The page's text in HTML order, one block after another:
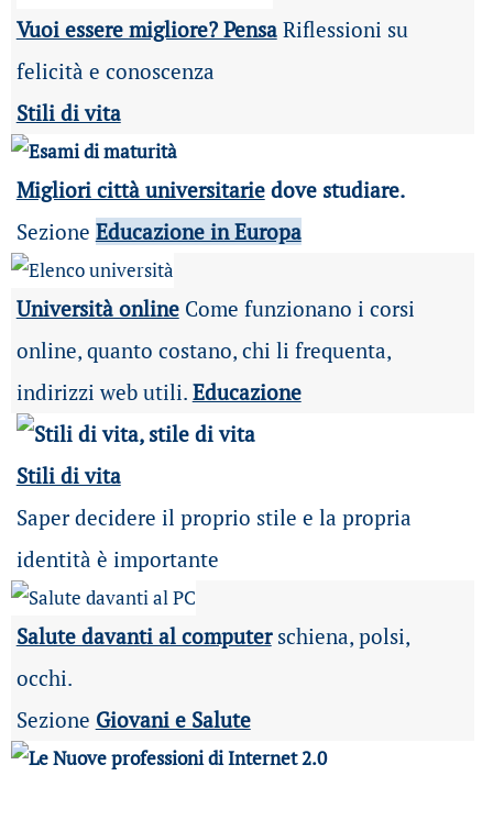
Vuoi essere migliore? PensaRiflessioni su
felicità e conoscenza
Stili di vita
Migliori città universitariedove studiare.
Sezione Educazione in Europa
Università online Come funzionano i corsi
online, quanto costano, chi li frequenta,
indirizzi web utili. Educazione
Stili di vita
Saper decidere il proprio stile e la propria
identità è importante
Salute davanti al computerschiena, polsi,
occhi.
Sezione Giovani e Salute